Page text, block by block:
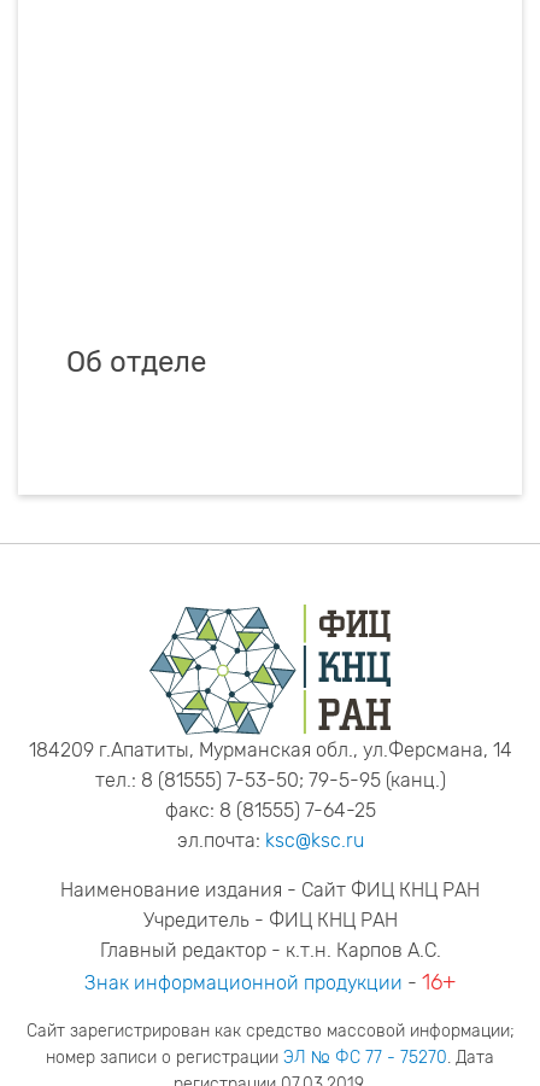
Об отделе
184209 г.Апатиты, Мурманская обл., ул.Ферсмана, 14
тел.: 8 (81555) 7-53-50; 79-5-95 (канц.)
факс: 8 (81555) 7-64-25
эл.почта: ksc@ksc.ru
Наименование издания - Сайт ФИЦ КНЦ РАН
Учредитель - ФИЦ КНЦ РАН
Главный редактор - к.т.н. Карпов А.С.
Знак информационной продукции - 16+
Сайт зарегистрирован как средство массовой информации;
номер записи о регистрации ЭЛ № ФС 77 - 75270. Дата